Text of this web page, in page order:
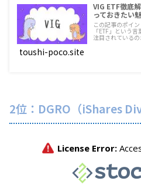
VIG ETF徹底
っておきたい
この記事のポイ
「ETF」という
注目されている
toushi-poco.site
2位：DGRO（iShares